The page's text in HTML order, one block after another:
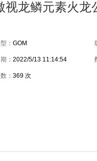
视龙鳞元素火
： GOM
： 2022/5/13 11:14:54
： 369 次